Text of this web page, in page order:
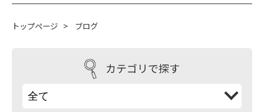
トップページ > ブログ
カテゴリで探す